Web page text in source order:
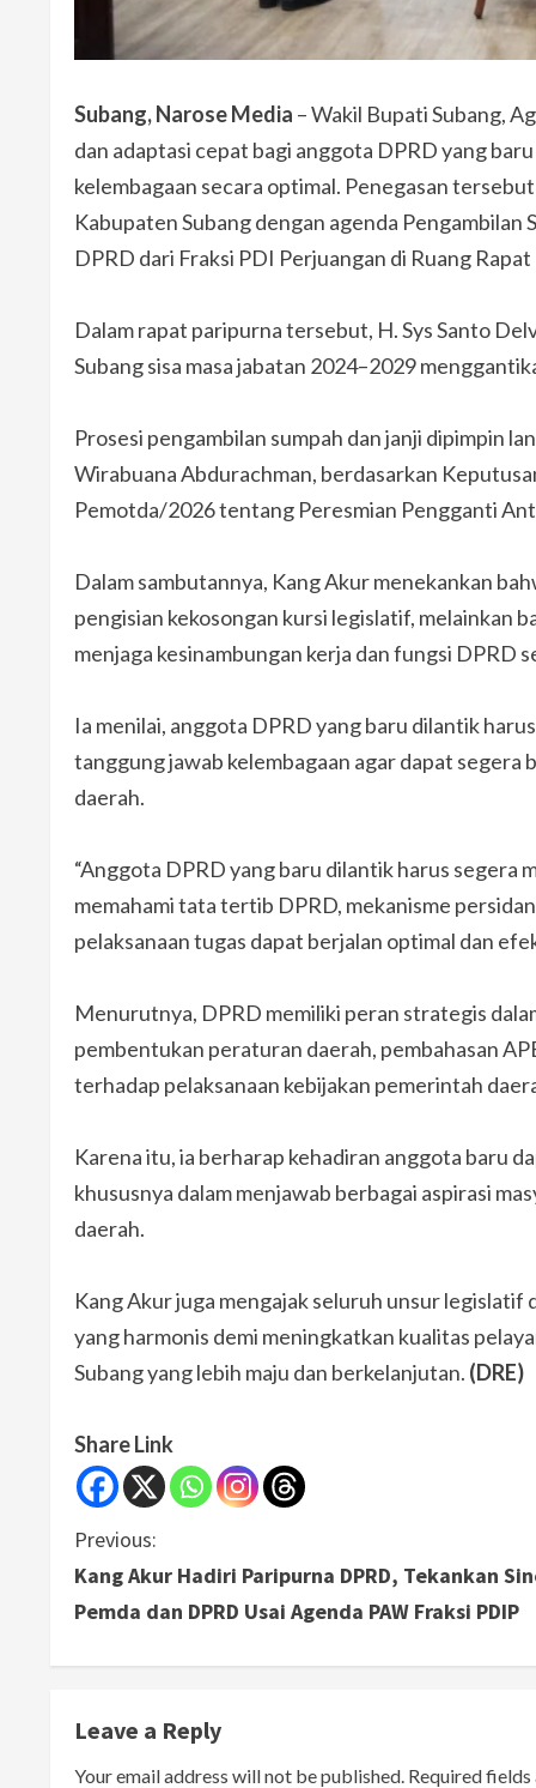
Subang, Narose Media – Wakil Bupati Subang,
dan adaptasi cepat bagi anggota DPRD yang
kelembagaan secara optimal. Penegasan
Kabupaten Subang dengan agenda
DPRD dari Fraksi PDI Perjuangan di Ruang
Dalam rapat paripurna tersebut, H. Sys Santo
Subang sisa masa jabatan 2024–2029
Prosesi pengambilan sumpah dan janji dipimpin
Wirabuana Abdurachman, berdasarkan
Pemotda/2026 tentang Peresmian Pengganti
Dalam sambutannya, Kang Akur menekankan
pengisian kekosongan kursi legislatif, melainkan
menjaga kesinambungan kerja dan fungsi DPRD
Ia menilai, anggota DPRD yang baru dilantik
tanggung jawab kelembagaan agar dapat
daerah.
“Anggota DPRD yang baru dilantik harus segera
memahami tata tertib DPRD, mekanisme
pelaksanaan tugas dapat berjalan optimal dan
Menurutnya, DPRD memiliki peran strategis
pembentukan peraturan daerah, pembahasan
terhadap pelaksanaan kebijakan pemerintah
Karena itu, ia berharap kehadiran anggota baru
khususnya dalam menjawab berbagai aspirasi
daerah.
Kang Akur juga mengajak seluruh unsur
yang harmonis demi meningkatkan kualitas
Subang yang lebih maju dan berkelanjutan. (DRE)
Share Link
C
o
i
Previous:
Kang Akur Hadiri Paripurna DPRD, Tekankan
Pemda dan DPRD Usai Agenda PAW Fraksi PDIP
Leave a Reply
Your email address will not be published. Required